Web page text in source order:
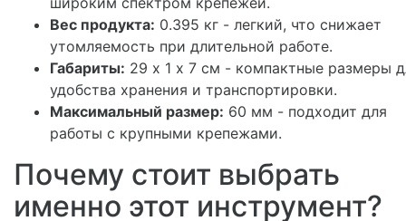
Вес продукта: 0.395 кг - легкий, что снижает
утомляемость при длительной работе.
Габариты: 29 х 1 х 7 см - компактные размеры
удобства хранения и транспортировки.
Максимальный размер: 60 мм - подходит для
работы с крупными крепежами.
Почему стоит выбрать
именно этот инструмент?